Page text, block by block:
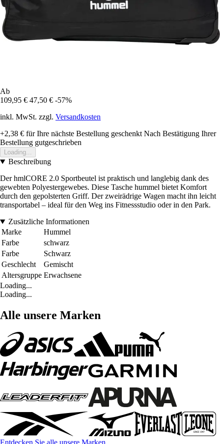
Ab
109,95 € 47,50 € -57%
inkl. MwSt. zzgl. Versandkosten
+2,38 € für Ihre nächste Bestellung geschenkt Nach Bestätigung Ihrer
Bestellung gutgeschrieben
Loading...
Beschreibung
Der hmlCORE 2.0 Sportbeutel ist praktisch und langlebig dank des
gewebten Polyestergewebes. Diese Tasche hummel bietet Komfort
durch den gepolsterten Griff. Der zweirädrige Wagen macht ihn leicht
transportabel – ideal für den Weg ins Fitnessstudio oder in den Park.
Zusätzliche Informationen
Marke
Hummel
Farbe
schwarz
Farbe
Schwarz
Geschlecht
Gemischt
Altersgruppe Erwachsene
Loading...
Loading...
Alle unsere Marken
Entdecken Sie alle unsere Marken